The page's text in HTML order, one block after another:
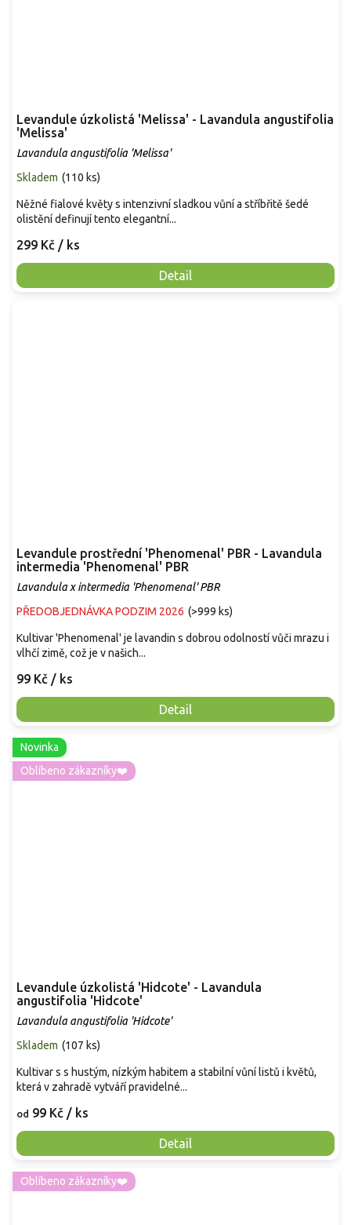
Levandule úzkolistá 'Melissa' - Lavandula angustifolia
'Melissa'
Lavandula angustifolia 'Melissa'
Skladem (110 ks)
299 Kč / ks
Detail
Něžné fialové květy s intenzivní sladkou vůní a stříbřitě šedé
olistění definují tento elegantní...
Levandule prostřední 'Phenomenal' PBR - Lavandula
intermedia 'Phenomenal' PBR
Lavandula x intermedia 'Phenomenal' PBR
PŘEDOBJEDNÁVKA PODZIM 2026 (>999 ks)
99 Kč / ks
Detail
Kultivar 'Phenomenal' je lavandin s dobrou odolností vůči mrazu i
vlhčí zimě, což je v našich...
Novinka
Oblíbeno zákazníky❤️
Levandule úzkolistá 'Hidcote' - Lavandula
angustifolia 'Hidcote'
Lavandula angustifolia 'Hidcote'
Skladem (107 ks)
od 99 Kč / ks
Detail
Kultivar s s hustým, nízkým habitem a stabilní vůní listů i květů,
která v zahradě vytváří pravidelné...
Oblíbeno zákazníky❤️